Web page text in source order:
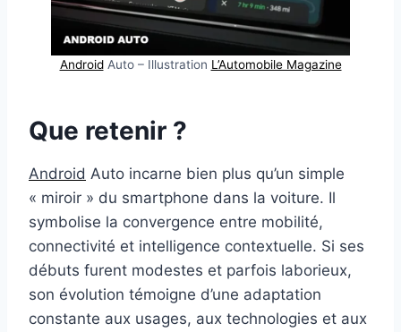
AndroidAuto – Illustration L’Automobile Magazine
Que retenir ?
Android Auto incarne bien plus qu’un simple
« miroir » du smartphone dans la voiture. Il
symbolise la convergence entre mobilité,
connectivité et intelligence contextuelle. Si ses
débuts furent modestes et parfois laborieux,
son évolution témoigne d’une adaptation
constante aux usages, aux technologies et aux